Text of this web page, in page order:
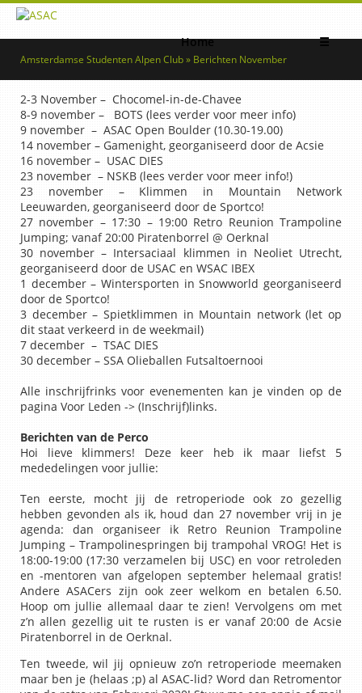
Home ☰
Amsterdamse Studenten Alpen Club » Berichten November
2-3 November – Chocomel-in-de-Chavee
8-9 november – BOTS (lees verder voor meer info)
9 november – ASAC Open Boulder (10.30-19.00)
14 november – Gamenight, georganiseerd door de Acsie
16 november – USAC DIES
23 november – NSKB (lees verder voor meer info!)
23 november – Klimmen in Mountain Network
Leeuwarden, georganiseerd door de Sportco!
27 november – 17:30 – 19:00 Retro Reunion Trampoline
Jumping; vanaf 20:00 Piratenborrel @ Oerknal
30 november – Intersaciaal klimmen in Neoliet Utrecht,
georganiseerd door de USAC en WSAC IBEX
1 december – Wintersporten in Snowworld georganiseerd
door de Sportco!
3 december – Spietklimmen in Mountain network (let op
dit staat verkeerd in de weekmail)
7 december – TSAC DIES
30 december – SSA Olieballen Futsaltoernooi
Alle inschrijfrinks voor evenementen kan je vinden op de
pagina Voor Leden -> (Inschrijf)links.
Berichten van de Perco
Hoi lieve klimmers! Deze keer heb ik maar liefst 5
mededelingen voor jullie:
Ten eerste, mocht jij de retroperiode ook zo gezellig
hebben gevonden als ik, houd dan 27 november vrij in je
agenda: dan organiseer ik Retro Reunion Trampoline
Jumping – Trampolinespringen bij trampohal VROG! Het is
18:00-19:00 (17:30 verzamelen bij USC) en voor retroleden
en -mentoren van afgelopen september helemaal gratis!
Andere ASACers zijn ook zeer welkom en betalen 6.50.
Hoop om jullie allemaal daar te zien! Vervolgens om met
z’n allen gezellig uit te rusten is er vanaf 20:00 de Acsie
Piratenborrel in de Oerknal.
Ten tweede, wil jij opnieuw zo’n retroperiode meemaken
maar ben je (helaas ;p) al ASAC-lid? Word dan Retromentor